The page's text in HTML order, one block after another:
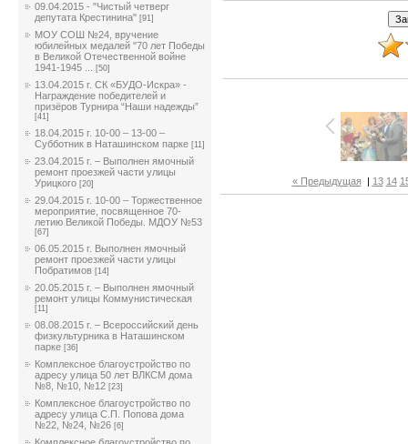
09.04.2015 - "Чистый четверг
депутата Крестинина" [91]
МОУ СОШ №24, вручение
юбилейных медалей "70 лет Победы
в Великой Отечественной войне
1941-1945 ...
[50]
13.04.2015 г. СК «БУДО-Искра» -
Награждение победителей и
призёров Турнира “Наши надежды”
[41]
18.04.2015 г. 10-00 – 13-00 –
Субботник в Наташинском парке [11]
23.04.2015 г. – Выполнен ямочный
ремонт проезжей части улицы
Урицкого [20]
29.04.2015 г. 10-00 – Торжественное
мероприятие, посвященное 70-
летию Великой Победы. МДОУ №53
[67]
06.05.2015 г. Выполнен ямочный
ремонт проезжей части улицы
Побратимов [14]
20.05.2015 г. – Выполнен ямочный
ремонт улицы Коммунистическая
[11]
08.08.2015 г. – Всероссийский день
физкультурника в Наташинском
парке [36]
Комплексное благоустройство по
адресу улица 50 лет ВЛКСМ дома
№8, №10, №12 [23]
Комплексное благоустройство по
адресу улица С.П. Попова дома
№22, №24, №26 [6]
« Предыдущая | 13 14